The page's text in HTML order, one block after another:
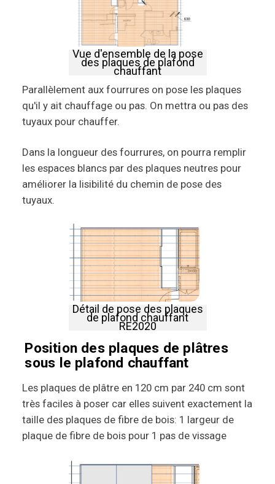
Vue d'ensemble de la pose
des plaques de plafond
chauffant
Parallèlement aux fourrures on pose les plaques
qu'il y ait chauffage ou pas. On mettra ou pas des
tuyaux pour chauffer.
Dans la longueur des fourrures, on pourra remplir
les espaces blancs par des plaques neutres pour
améliorer la lisibilité du chemin de pose des
tuyaux.
Détail de pose des plaques
de plafond chauffant
RE2020
Position des plaques de plâtres
sous le plafond chauffant
Les plaques de plâtre en 120 cm par 240 cm sont
très faciles à poser car elles suivent exactement la
taille des plaques de fibre de bois: 1 largeur de
plaque de fibre de bois pour 1 pas de vissage